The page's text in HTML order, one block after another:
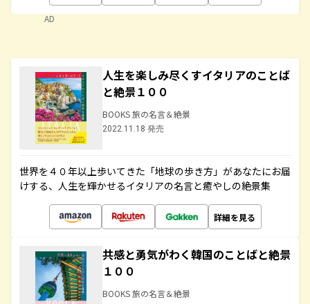
AD
人生を楽しみ尽くすイタリアのことば
と絶景１００
BOOKS 旅の名言＆絶景
2022.11.18 発売
世界を４０年以上歩いてきた「地球の歩き方」があなたにお届
けする、人生を輝かせるイタリアの名言と癒やしの絶景集
詳細を見る
共感と勇気がわく韓国のことばと絶景
１００
BOOKS 旅の名言＆絶景